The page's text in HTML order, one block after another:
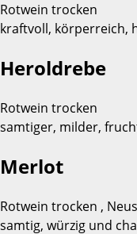
Rotwein trocken
kraftvoll, körperreich,
Heroldrebe
Rotwein trocken
samtiger, milder,
Merlot
Rotwein trocken ,
samtig, würzig und